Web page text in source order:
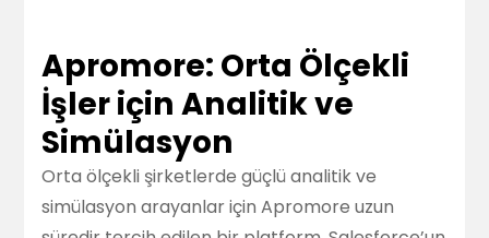
Apromore: Orta Ölçekli
İşler için Analitik ve
Simülasyon
Orta ölçekli şirketlerde güçlü analitik ve
simülasyon arayanlar için Apromore uzun